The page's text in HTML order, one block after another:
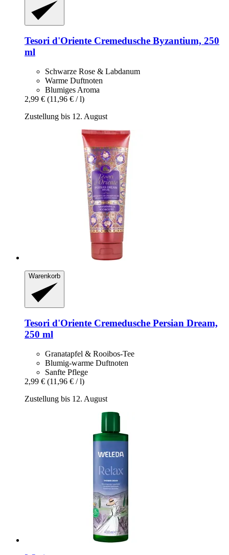
Tesori d'Oriente Cremedusche Byzantium, 250
ml
Schwarze Rose & Labdanum
Warme Duftnoten
Blumiges Aroma
2,99 € (11,96 € / l)
Zustellung bis 12. August
Warenkorb
Tesori d'Oriente Cremedusche Persian Dream,
250 ml
Granatapfel & Rooibos-Tee
Blumig-warme Duftnoten
Sanfte Pflege
2,99 € (11,96 € / l)
Zustellung bis 12. August